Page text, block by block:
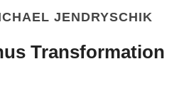
JENDRYSCHIK
Transformation